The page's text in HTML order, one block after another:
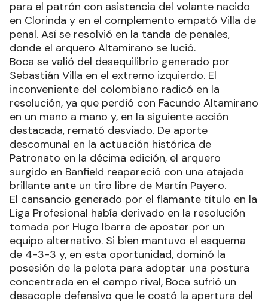
para el patrón con asistencia del volante nacido
en Clorinda y en el complemento empató Villa de
penal. Así se resolvió en la tanda de penales,
donde el arquero Altamirano se lució.
Boca se valió del desequilibrio generado por
Sebastián Villa en el extremo izquierdo. El
inconveniente del colombiano radicó en la
resolución, ya que perdió con Facundo Altamirano
en un mano a mano y, en la siguiente acción
destacada, remató desviado. De aporte
descomunal en la actuación histórica de
Patronato en la décima edición, el arquero
surgido en Banfield reapareció con una atajada
brillante ante un tiro libre de Martín Payero.
El cansancio generado por el flamante título en la
Liga Profesional había derivado en la resolución
tomada por Hugo Ibarra de apostar por un
equipo alternativo. Si bien mantuvo el esquema
de 4-3-3 y, en esta oportunidad, dominó la
posesión de la pelota para adoptar una postura
concentrada en el campo rival, Boca sufrió un
desacople defensivo que le costó la apertura del